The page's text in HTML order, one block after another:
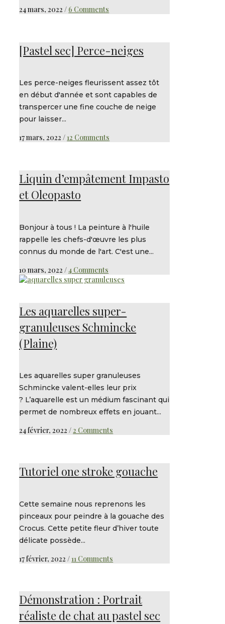
24 mars, 2022 / 6 Comments
[Pastel sec] Perce-neiges
Les perce-neiges fleurissent assez tôt
en début d'année et sont capables de
transpercer une fine couche de neige
pour laisser...
17 mars, 2022 /12 Comments
Liquin d’empâtement Impasto
et Oleopasto
Bonjour à tous ! La peinture à l'huile
rappelle les chefs-d'œuvre les plus
connus du monde de l'art. C'est une...
10 mars, 2022 /4 Comments
Les aquarelles super-
granuleuses Schmincke
(Plaine)
Les aquarelles super granuleuses
Schmincke valent-elles leur prix
? L’aquarelle est un médium fascinant qui
permet de nombreux effets en jouant...
24 février, 2022 /2 Comments
Tutoriel one stroke gouache
Cette semaine nous reprenons les
pinceaux pour peindre à la gouache des
Crocus. Cette petite fleur d’hiver toute
délicate possède...
17 février, 2022 /11 Comments
Démonstration : Portrait
réaliste de chat au pastel sec